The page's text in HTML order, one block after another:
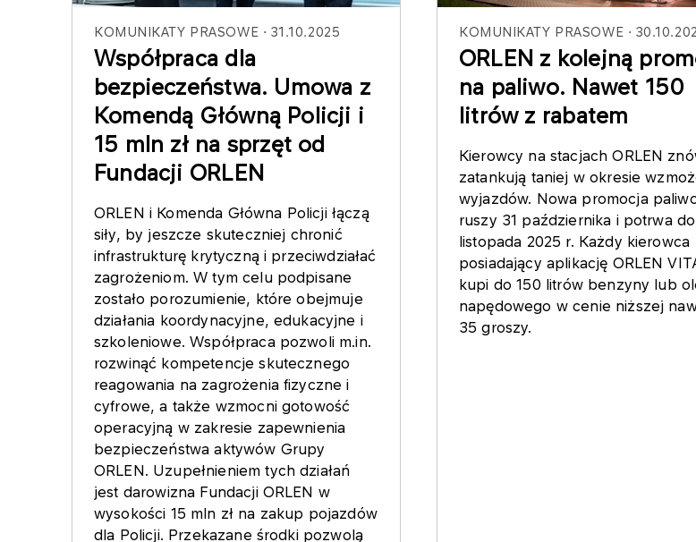
KOMUNIKATY PRASOWE 31.10.2025
Współpraca dla
bezpieczeństwa. Umowa z
Komendą Główną Policji i
15 mln zł na sprzęt od
Fundacji ORLEN
ORLEN i Komenda Główna Policji łączą
siły, by jeszcze skuteczniej chronić
infrastrukturę krytyczną i przeciwdziałać
zagrożeniom. W tym celu podpisane
zostało porozumienie, które obejmuje
działania koordynacyjne, edukacyjne i
szkoleniowe. Współpraca pozwoli m.in.
rozwinąć kompetencje skutecznego
reagowania na zagrożenia fizyczne i
cyfrowe, a także wzmocni gotowość
operacyjną w zakresie zapewnienia
bezpieczeństwa aktywów Grupy
ORLEN. Uzupełnieniem tych działań
jest darowizna Fundacji ORLEN w
wysokości 15 mln zł na zakup pojazdów
dla Policji. Przekazane środki pozwolą
KOMUNIKATY PRASOWE
ORLEN z kolejną
na paliwo. Nawet 150
litrów z rabatem
Kierowcy na stacjach ORLEN
zatankują taniej w okresie
wyjazdów. Nowa promocja
ruszy 31 października i potrwa do
listopada 2025 r. Każdy kierowca
posiadający aplikację ORLEN
kupi do 150 litrów benzyny lub
napędowego w cenie niższej
35 groszy.